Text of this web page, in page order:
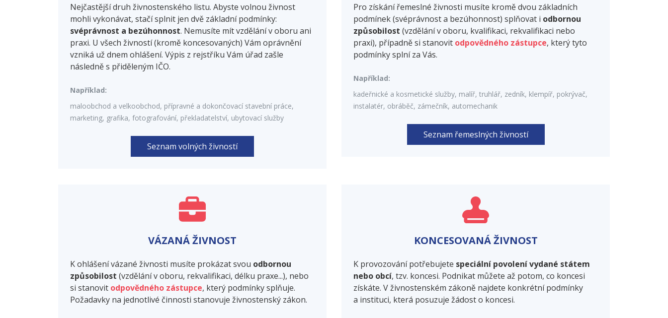
Nejčastější druh živnostenského listu. Abyste volnou živnost
mohli vykonávat, stačí splnit jen dvě základní podmínky:
svéprávnost a bezúhonnost. Nemusíte mít vzdělání v oboru ani
praxi. U všech živností (kromě koncesovaných) Vám oprávnění
vzniká už dnem ohlášení. Výpis z rejstříku Vám úřad zašle
následně s přiděleným IČO.
Například:
maloobchod a velkoobchod, přípravné a dokončovací stavební práce,
marketing, grafika, fotografování, překladatelství, ubytovací služby
Seznam volných živností
Pro získání řemeslné živnosti musíte kromě dvou základních
podmínek (svéprávnost a bezúhonnost) splňovat i odbornou
způsobilost (vzdělání v oboru, kvalifikaci, rekvalifikaci nebo
praxi), případně si stanovit odpovědného zástupce, který tyto
podmínky splní za Vás.
Například:
kadeřnické a kosmetické služby, malíř, truhlář, zedník, klempíř, pokrývač,
instalatér, obráběč, zámečník, automechanik
Seznam řemeslných živností
VÁZANÁ ŽIVNOST
K ohlášení vázané živnosti musíte prokázat svou odbornou
způsobilost (vzdělání v oboru, rekvalifikaci, délku praxe...), nebo
si stanovit odpovědného zástupce, který podmínky splňuje.
Požadavky na jednotlivé činnosti stanovuje živnostenský zákon.
KONCESOVANÁ ŽIVNOST
K provozování potřebujete speciální povolení vydané státem
nebo obcí, tzv. koncesi. Podnikat můžete až potom, co koncesi
získáte. V živnostenském zákoně najdete konkrétní podmínky
a instituci, která posuzuje žádost o koncesi.